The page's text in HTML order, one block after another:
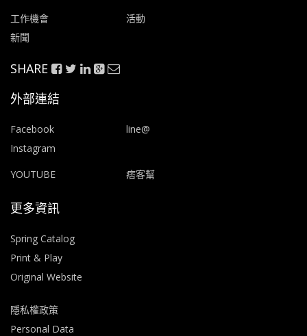
工作機會
活動
新聞
SHARE
外部連結
Facebook
line@
Instagram
YOUTUBE
痞客幫
更多資訊
Spring Catalog
Print & Play
Original Website
隱私權政策
Personal Data